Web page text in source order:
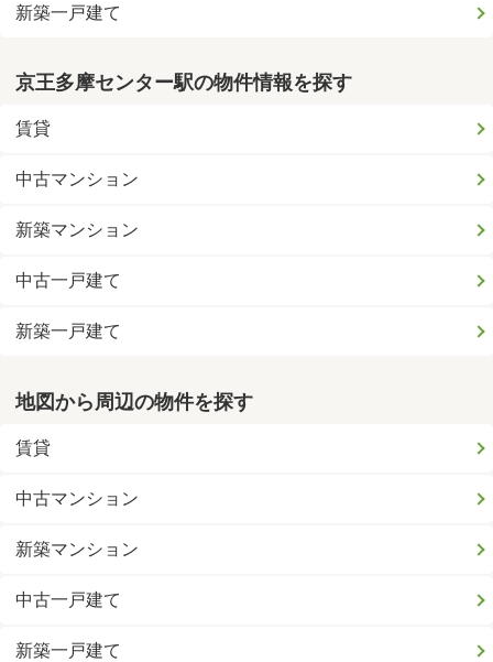
新築一戸建て
京王多摩センター駅の物件情報を探す
賃貸
中古マンション
新築マンション
中古一戸建て
新築一戸建て
地図から周辺の物件を探す
賃貸
中古マンション
新築マンション
中古一戸建て
新築一戸建て